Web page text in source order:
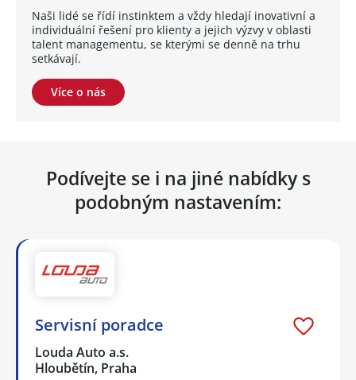
Naši lidé se řídí instinktem a vždy hledají inovativní a
individuální řešení pro klienty a jejich výzvy v oblasti
talent managementu, se kterými se denně na trhu
setkávají.
Více o nás
Podívejte se i na jiné nabídky s
podobným nastavením:
Servisní poradce
Louda Auto a.s.
Hloubětín, Praha